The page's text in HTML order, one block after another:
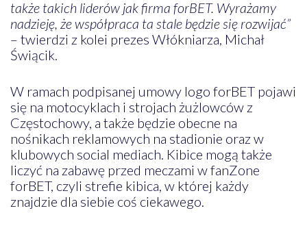
także takich liderów jak firma forBET. Wyrażamy
nadzieję, że współpraca ta stale będzie się rozwijać”
– twierdzi z kolei prezes Włókniarza, Michał
Świącik.
W ramach podpisanej umowy logo forBET pojawi
się na motocyklach i strojach żużlowców z
Częstochowy, a także będzie obecne na
nośnikach reklamowych na stadionie oraz w
klubowych social mediach. Kibice mogą także
liczyć na zabawę przed meczami w fanZone
forBET, czyli strefie kibica, w której każdy
znajdzie dla siebie coś ciekawego.